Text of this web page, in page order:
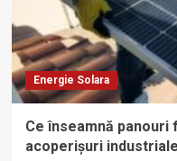
Energie Solara
Ce înseamnă
acoperișuri